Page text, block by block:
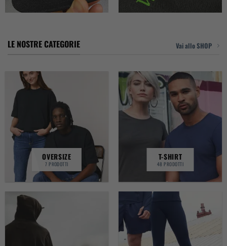
LE NOSTRE CATEGORIE Vai allo SHOP
OVERSIZE
7 PRODOTTI
T-SHIRT
48 PRODOTTI